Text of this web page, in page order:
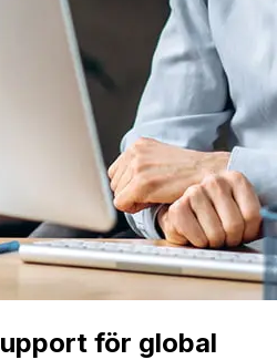
för global